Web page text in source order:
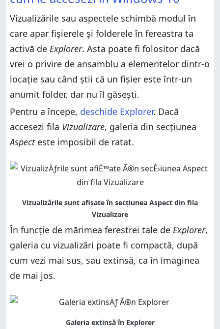
Aspectul Pictograme medii din Explorer
Vizualizarea Pictograme mici din Windows 10
Aspectul Listă din Explorer în Windows 10
Vizualizarea Detalii din Windows 10
Aspectul Dale din Explorer
Vizualizarea Cuprins din Explorer în Windows 10
Ce aspect(e) preferi și de ce?
Vizualizarea Pictograme mari din Explorer în
Windows 10
Aspectul Pictograme medii din Explorer
Vizualizarea Pictograme mici din Windows 10
Aspectul Listă din Explorer în Windows 10
Vizualizarea Detalii din Windows 10
Aspectul Dale din Explorer
Vizualizarea Cuprins din Explorer în Windows 10
Ce aspect(e) preferi și de ce?
Vizualizările sau aspectele schimbă modul în
care apar fișierele și folderele în fereastra ta
activă de Explorer. Asta poate fi folositor dacă
vrei o privire de ansamblu a elementelor dintr-o
locație sau când știi că un fișier este într-un
anumit folder, dar nu îl găsești.
Pentru a începe, deschide Explorer. Dacă
accesezi fila Vizualizare, galeria din secțiunea
Aspecteste imposibil de ratat.
În funcție de mărimea ferestrei tale de Explorer,
galeria cu vizualizări poate fi compactă, după
cum vezi mai sus, sau extinsă, ca în imaginea
de mai jos.